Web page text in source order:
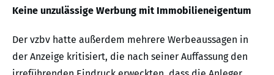
Keine unzulässige Werbung mit Immobilieneigentum
Der vzbv hatte außerdem mehrere Werbeaussagen in
der Anzeige kritisiert, die nach seiner Auffassung den